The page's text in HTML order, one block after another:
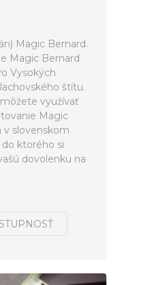
Magic Bernard.
Magic Bernard
Vysokých
štítu.
využívať
Magic
v slovenskom
ktorého si
dovolenku na